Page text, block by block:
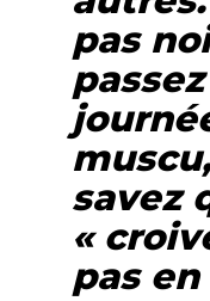
pas
savez
«
pas